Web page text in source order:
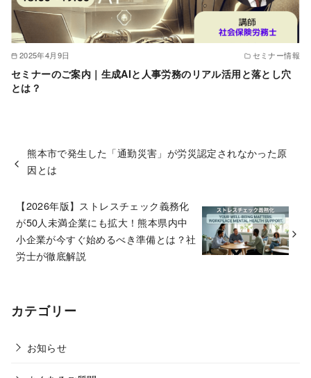
2025年4月9日 セミナー情報
セミナーのご案内｜生成AIと人事労務のリアル活用と落とし穴
とは？
熊本市で発生した「通勤災害」が労災認定されなかった原
因とは
【2026年版】ストレスチェック義務化
が50人未満企業にも拡大！熊本県内中
小企業が今すぐ始めるべき準備とは？社
労士が徹底解説
カテゴリー
お知らせ